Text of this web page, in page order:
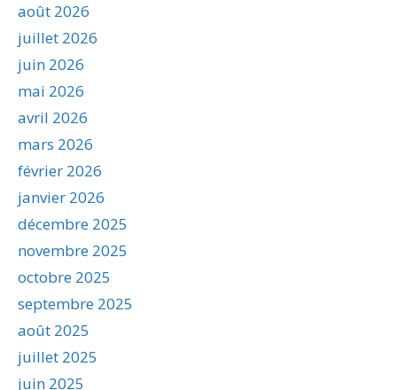
août 2026
juillet 2026
juin 2026
mai 2026
avril 2026
mars 2026
février 2026
janvier 2026
décembre 2025
novembre 2025
octobre 2025
septembre 2025
août 2025
juillet 2025
juin 2025